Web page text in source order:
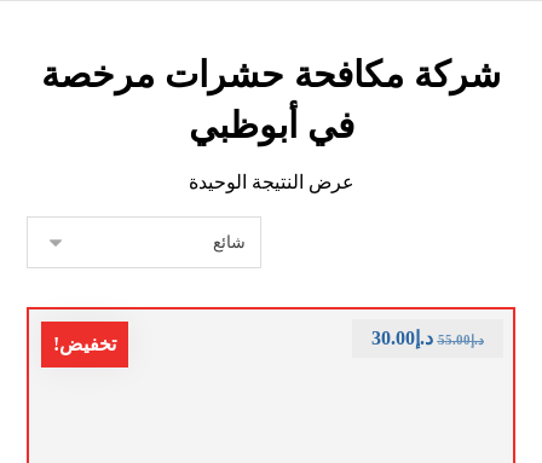
شركة مكافحة حشرات مرخصة
في أبوظبي
عرض النتيجة الوحيدة
تخفيض! د.إ55.00 د.إ30.00